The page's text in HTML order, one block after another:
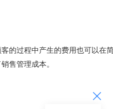
的过程中产生的费用也可以在
售管理成本。